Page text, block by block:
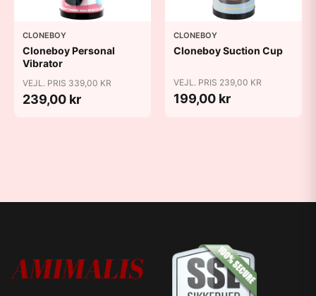
CLONEBOY
Cloneboy Personal
Vibrator
VEJL. PRIS 339,00 KR
239,00 kr
CLONEBOY
Cloneboy Suction Cup
VEJL. PRIS 239,00 KR
199,00 kr